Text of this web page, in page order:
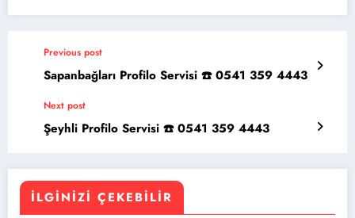
Previous post
Sapanbağları Profilo Servisi ☎️ 0541 359 4443
Next post
Şeyhli Profilo Servisi ☎️ 0541 359 4443
İLGINIZI ÇEKEBILIR